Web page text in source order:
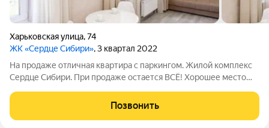
Харьковская улица,74
ЖК «Сердце Сибири», 3 квартал 2022
На продаже отличная квартира с паркингом. Жилой комплекс
Сердце Сибири. При продаже остается ВСЁ! Хорошее место
КОМПЛЕКСЕ Жилой комплекс Сердце Сибири расположился в
центре Тюмени в границах улиц 50
Позвонить